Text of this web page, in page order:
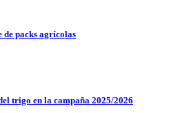
packs agrícolas
trigo en la campaña 2025/2026